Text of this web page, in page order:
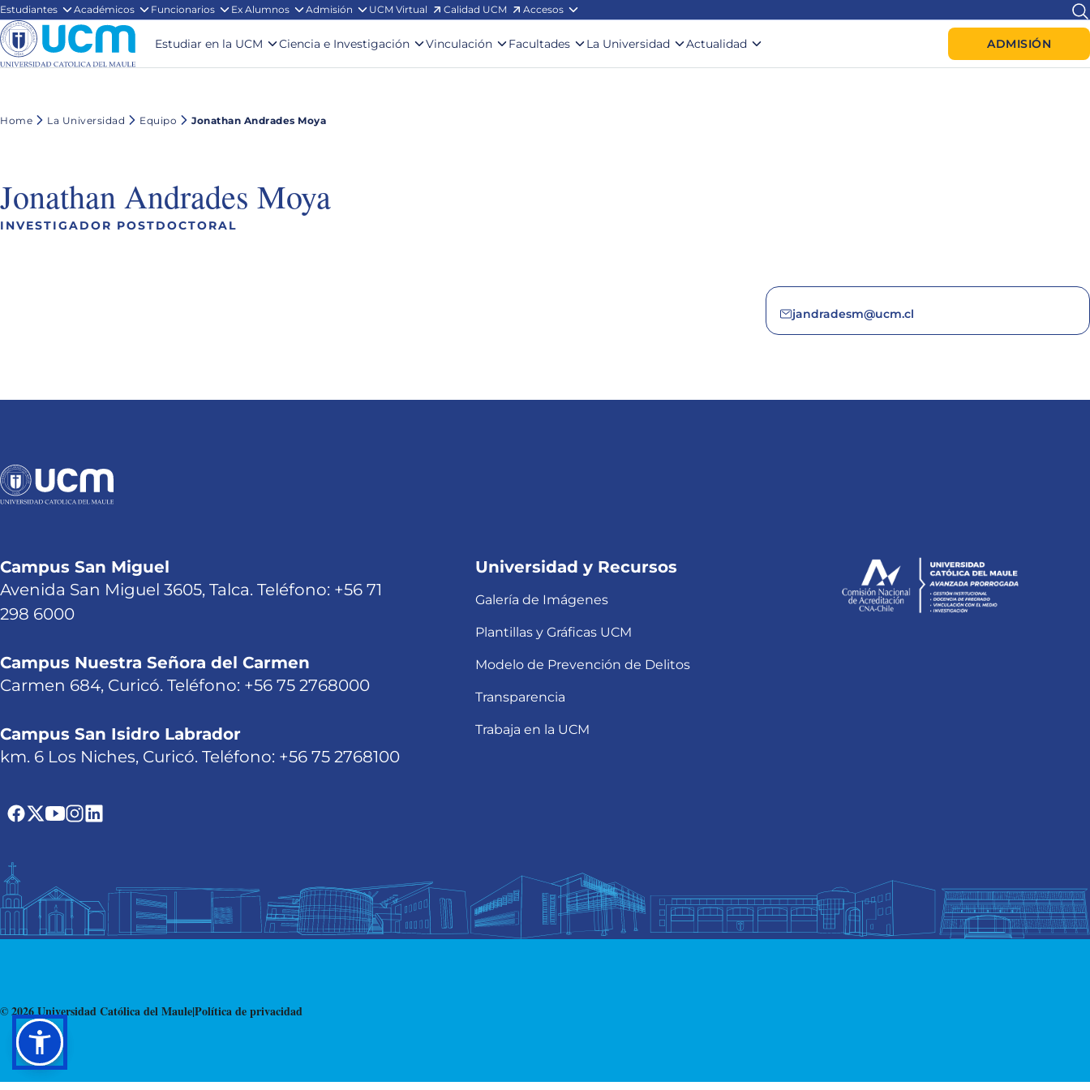
Estudiantes Académicos Funcionarios Ex Alumnos Admisión UCM Virtual Calidad UCM Accesos
Estudiar en la UCM Ciencia e Investigación Vinculación Facultades La Universidad Actualidad ADMISIÓN
Home La Universidad Equipo Jonathan Andrades Moya
Jonathan Andrades Moya
INVESTIGADOR POSTDOCTORAL
jandradesm@ucm.cl
Campus San Miguel
Avenida San Miguel 3605, Talca. Teléfono: +56 71
298 6000
Campus Nuestra Señora del Carmen
Carmen 684, Curicó. Teléfono: +56 75 2768000
Campus San Isidro Labrador
km. 6 Los Niches, Curicó. Teléfono: +56 75 2768100
Universidad y Recursos
Galería de Imágenes
Plantillas y Gráficas UCM
Modelo de Prevención de Delitos
Transparencia
Trabaja en la UCM
© 2026 Universidad Católica del Maule|Política de privacidad